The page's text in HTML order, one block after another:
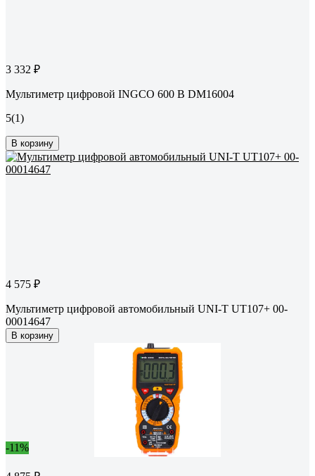
3 332 ₽
Мультиметр цифровой INGCO 600 В DM16004
5(1)
В корзину
4 575 ₽
Мультиметр цифровой автомобильный UNI-T UT107+ 00-
00014647
В корзину
-11%